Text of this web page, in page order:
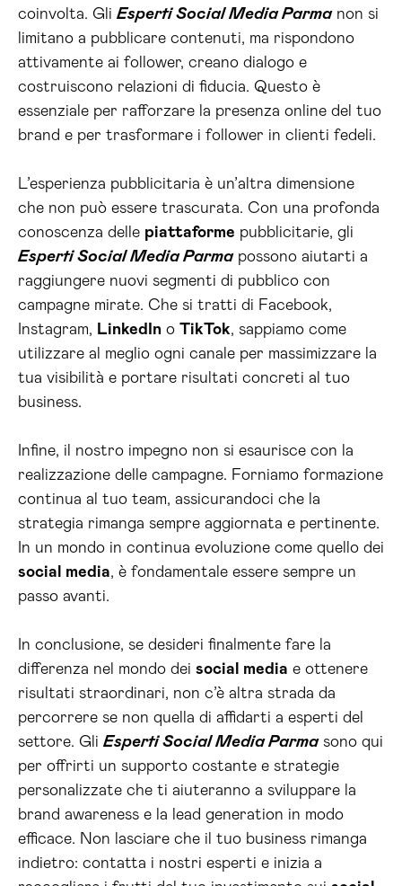
coinvolta. Gli Esperti Social Media Parmanon si
limitano a pubblicare contenuti, ma rispondono
attivamente ai follower, creano dialogo e
costruiscono relazioni di fiducia. Questo è
essenziale per rafforzare la presenza online del tuo
brand e per trasformare i follower in clienti fedeli.
L’esperienza pubblicitaria è un’altra dimensione
che non può essere trascurata. Con una profonda
conoscenza delle piattaforme pubblicitarie, gli
Esperti Social Media Parmapossono aiutarti a
raggiungere nuovi segmenti di pubblico con
campagne mirate. Che si tratti di Facebook,
Instagram, LinkedIn o TikTok, sappiamo come
utilizzare al meglio ogni canale per massimizzare la
tua visibilità e portare risultati concreti al tuo
business.
Infine, il nostro impegno non si esaurisce con la
realizzazione delle campagne. Forniamo formazione
continua al tuo team, assicurandoci che la
strategia rimanga sempre aggiornata e pertinente.
In un mondo in continua evoluzione come quello dei
social media, è fondamentale essere sempre un
passo avanti.
In conclusione, se desideri finalmente fare la
differenza nel mondo dei social media e ottenere
risultati straordinari, non c’è altra strada da
percorrere se non quella di affidarti a esperti del
settore. Gli Esperti Social Media Parmasono qui
per offrirti un supporto costante e strategie
personalizzate che ti aiuteranno a sviluppare la
brand awareness e la lead generation in modo
efficace. Non lasciare che il tuo business rimanga
indietro: contatta i nostri esperti e inizia a